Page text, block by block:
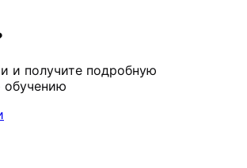
и получите подробную
обучению